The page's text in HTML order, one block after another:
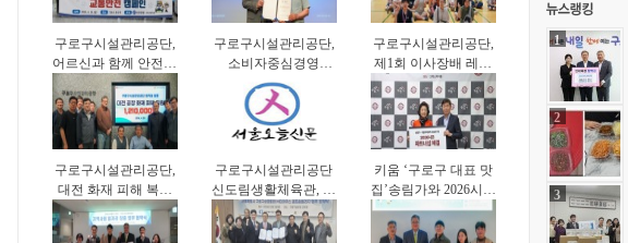
구로구시설관리공단,
어르신과 함께 안전한
보행문화 확산
구로구시설관리공단,
소비자중심경영
(CCM) 선포… 고객
중심 서비스 혁신 나
선다
구로구시설관리공단,
제1회 이사장배 레이
저사격대회 개최
구로구시설관리공단,
대전 화재 피해 복구
지원 성금 전달
구로구시설관리공단
신도림생활체육관, 어
르신 건강체조교실 운
영
키움 ‘구로구 대표 맛
집’송림가와 2026시즌
파트너십 체결
1
2
3